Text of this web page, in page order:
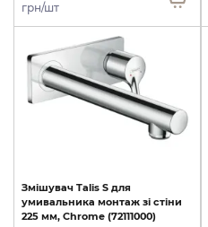
грн/шт
Змішувач Talis S для
умивальника монтаж зі стіни
225 мм, Chrome (72111000)